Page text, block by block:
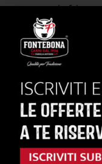
Conservare in frigo
cottura entro 15
predisporre il
frigoriferi per Dry